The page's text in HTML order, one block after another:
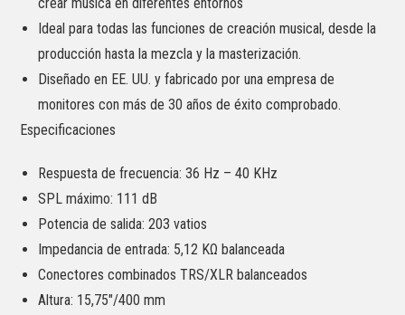
Ideal para todas las funciones de creación musical, desde la
producción hasta la mezcla y la masterización.
Diseñado en EE. UU. y fabricado por una empresa de
monitores con más de 30 años de éxito comprobado.
Especificaciones
Respuesta de frecuencia: 36 Hz – 40 KHz
SPL máximo: 111 dB
Potencia de salida: 203 vatios
Impedancia de entrada: 5,12 KΩ balanceada
Conectores combinados TRS/XLR balanceados
Altura: 15,75″/400 mm